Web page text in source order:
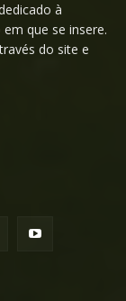
à
que se insere.
do site e